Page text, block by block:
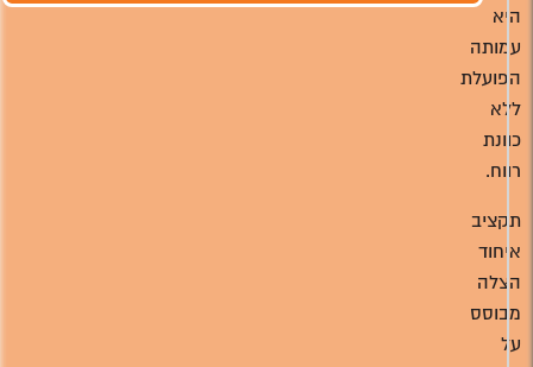
היא
עמותה
הפועלת
ללא
כוונת
רווח.
תקציב
איחוד
הצלה
מבוסס
על